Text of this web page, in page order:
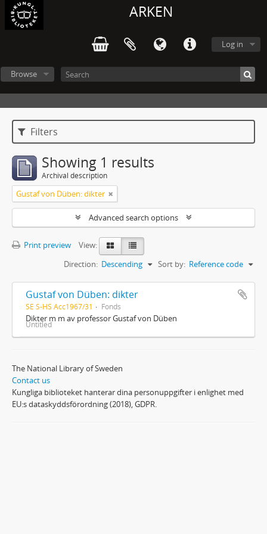
ARKEN
Log in
Browse
Filters
Showing 1 results
Archival description
Gustaf von Düben: dikter
Advanced search options
Print preview
View:
Sort by: Reference code
Direction: Descending
Gustaf von Düben: dikter
SE S-HS Acc1967/31 Fonds
Dikter m m av professor Gustaf von Düben
Untitled
The National Library of Sweden
Contact us
Kungliga biblioteket hanterar dina personuppgifter i enlighet med
EU:s dataskyddsförordning (2018), GDPR.